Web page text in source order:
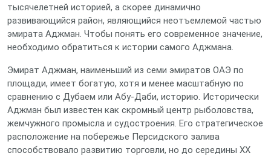
тысячелетней историей, а скорее динамично
развивающийся район, являющийся неотъемлемой частью
эмирата Аджман. Чтобы понять его современное значение,
необходимо обратиться к истории самого Аджмана.
Эмират Аджман, наименьший из семи эмиратов ОАЭ по
площади, имеет богатую, хотя и менее масштабную по
сравнению с Дубаем или Абу-Даби, историю. Исторически
Аджман был известен как скромный центр рыболовства,
жемчужного промысла и судостроения. Его стратегическое
расположение на побережье Персидского залива
способствовало развитию торговли, но до середины XX